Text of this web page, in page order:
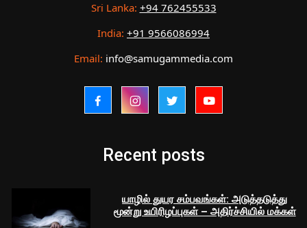
Sri Lanka: +94 762455533
India: +91 9566086994
Email: info@samugammedia.com
Recent posts
யாழில் துயர சம்பவங்கள்: அடுத்தடுத்து
மூன்று உயிரிழப்புகள் – அதிர்ச்சியில் மக்கள்